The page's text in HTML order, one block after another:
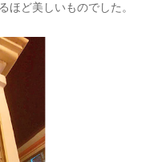
ほど美しいものでした。